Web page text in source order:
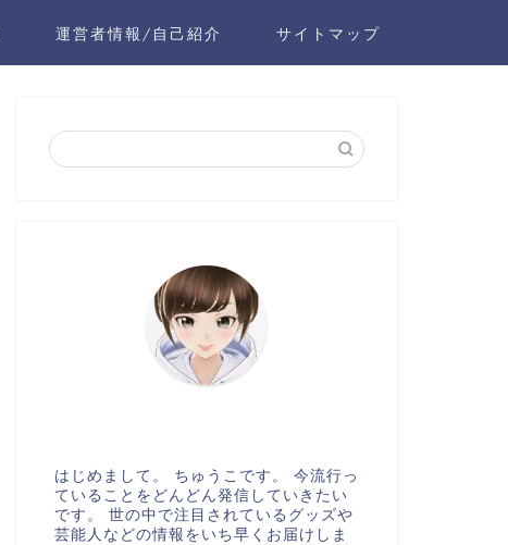
運営者情報/自己紹介 サイトマップ
はじめまして。 ちゅうこです。 今流行っ
ていることをどんどん発信していきたい
です。 世の中で注目されているグッズや
芸能人などの情報をいち早くお届けしま